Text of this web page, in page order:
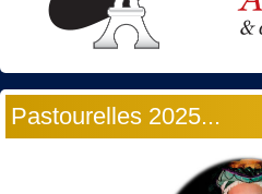
Pastourelles 2025...